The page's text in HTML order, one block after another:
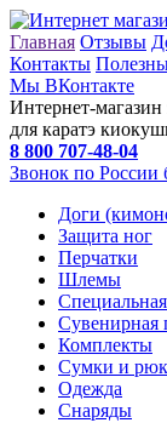
Главная Отзывы
Контакты
Мы ВКонтакте
Интернет-
для каратэ
8 800 707-48-04
Звонок по России
Доги
Защита ног
Перчатки
Шлемы
Сувенирная
Комплекты
Сумки и
Одежда
Снаряды